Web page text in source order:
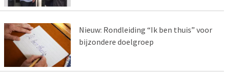
Nieuw: Rondleiding “Ik ben thuis” voor
bijzondere doelgroep